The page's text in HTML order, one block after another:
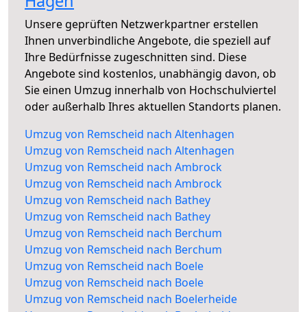
Unsere geprüften Netzwerkpartner erstellen
Ihnen unverbindliche Angebote, die speziell auf
Ihre Bedürfnisse zugeschnitten sind. Diese
Angebote sind kostenlos, unabhängig davon, ob
Sie einen Umzug innerhalb von Hochschulviertel
oder außerhalb Ihres aktuellen Standorts planen.
Umzug von Remscheid nach Altenhagen
Umzug von Remscheid nach Altenhagen
Umzug von Remscheid nach Ambrock
Umzug von Remscheid nach Ambrock
Umzug von Remscheid nach Bathey
Umzug von Remscheid nach Bathey
Umzug von Remscheid nach Berchum
Umzug von Remscheid nach Berchum
Umzug von Remscheid nach Boele
Umzug von Remscheid nach Boele
Umzug von Remscheid nach Boelerheide